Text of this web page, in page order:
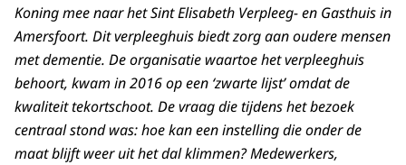
Koning mee naar het Sint Elisabeth Verpleeg- en Gasthuis in
Amersfoort. Dit verpleeghuis biedt zorg aan oudere mensen
met dementie. De organisatie waartoe het verpleeghuis
behoort, kwam in 2016 op een ‘zwarte lijst’ omdat de
kwaliteit tekortschoot. De vraag die tijdens het bezoek
centraal stond was: hoe kan een instelling die onder de
maat blijft weer uit het dal klimmen? Medewerkers,